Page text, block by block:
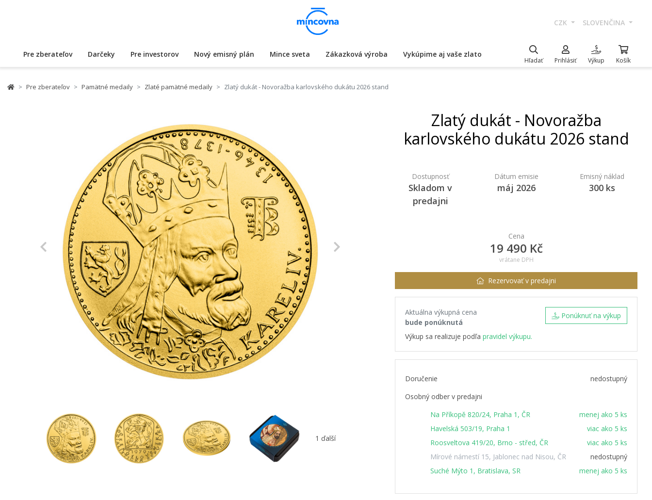
CZK SLOVENČINA
Pre zberateľov Darčeky Pre investorov Nový emisný plán Mince sveta Zákazková výroba Vykúpime aj vaše zlato
Hľadať Prihlásiť Výkup Košík
Pre zberateľov Pamätné medaily Zlaté pamätné medaily Zlatý dukát - Novoražba karlovského dukátu 2026 stand
Previous
1 ďalší
Zlatý dukát - Novoražba
karlovského dukátu 2026 stand
Dostupnosť
Skladom v
predajni
Dátum emisie
máj 2026
Emisný náklad
300 ks
Cena
19 490 Kč
vrátane DPH
Rezervovať v predajni
Aktuálna výkupná cena
bude ponúknutá
Výkup sa realizuje podľa pravidel výkupu.
Ponúknuť na výkup
Doručenie
nedostupný
Osobný odber v predajni
Na Příkopě 820/24, Praha 1, ČR
menej ako 5 ks
Havelská 503/19, Praha 1
viac ako 5 ks
Roosveltova 419/20, Brno - střed, ČR
viac ako 5 ks
Mírové námestí 15, Jablonec nad Nisou, ČR
nedostupný
Suché Mýto 1, Bratislava, SR
menej ako 5 ks